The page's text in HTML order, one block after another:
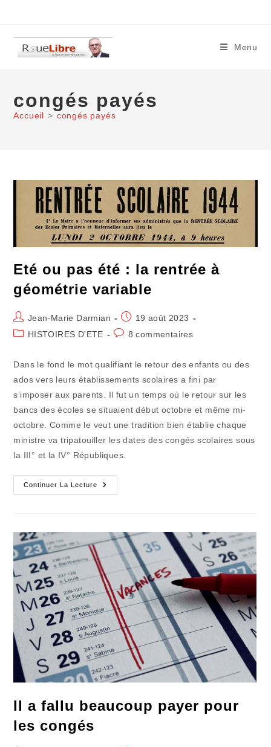
content
Menu
congés payés
Accueil > congés payés
Eté ou pas été : la rentrée à
géométrie variable
Auteur/autrice
de
Jean-Marie Darmian
Publication
publiée :
19 août 2023
PostHISTOIRES D'ETE
Commentaires
8 commentaires
Dans le fond le mot qualifiant le retour des enfants ou des
ados vers leurs établissements scolaires a fini par
s’imposer aux parents. Il fut un temps où le retour sur les
bancs des écoles se situaient début octobre et même mi-
octobre. Comme le veut une tradition bien établie chaque
ministre va tripatouiller les dates des congés scolaires sous
la III° et la IV° Républiques.
Continuer La Lecture
Eté
Ou
Rentrée
À
Géométrie
Variable
Il a fallu beaucoup payer pour
les congés